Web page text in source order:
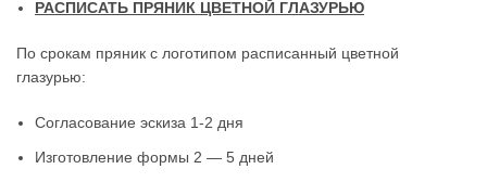
РАСПИСАТЬ ПРЯНИК ЦВЕТНОЙ ГЛАЗУРЬЮ
По срокам пряник с логотипом расписанный цветной
глазурью:
Согласование эскиза 1-2 дня
Изготовление формы 2 — 5 дней